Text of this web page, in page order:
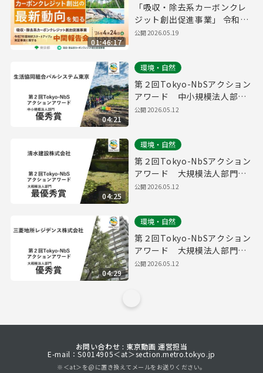
01:46:17
「吸収・除去系カーボンクレ
ジット創出促進事業」 令和7
年度採択スタートアップの中
公開2026.05.19
04:21
環境・自然
第２回Tokyo-NbSアクション
アワード 中小規模法人部
門 優秀賞取組紹介（生活協
公開2026.05.12
04:25
環境・自然
第２回Tokyo-NbSアクション
アワード 大規模法人部門
最優秀賞取組紹介（清水建設
公開2026.05.12
04:29
環境・自然
第２回Tokyo-NbSアクション
アワード 大規模法人部門
優秀賞取組紹介（三菱地所レ
公開2026.05.12
お問い合わせ : 東京動画 運営担当
E-mail：S0014905＜at＞section.metro.tokyo.jp
※＜at＞を@に置き換えてメールをお送りください。